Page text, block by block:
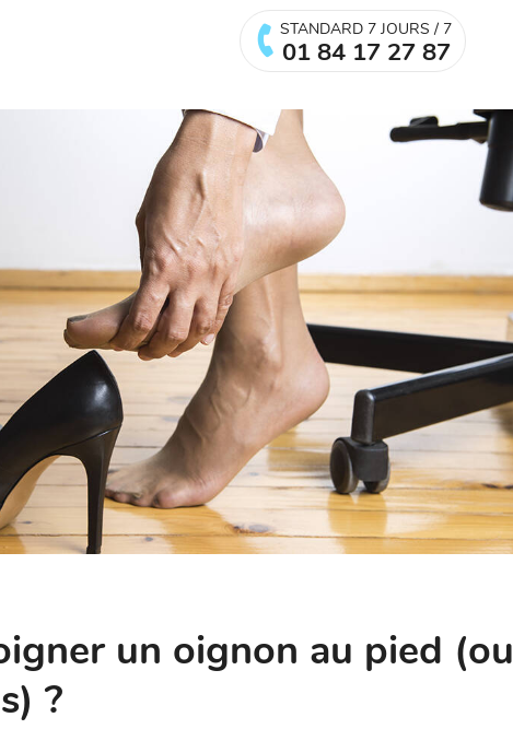
STANDARD 7 JOURS / 7
01 84 17 27 87
un oignon au pied (ou
?